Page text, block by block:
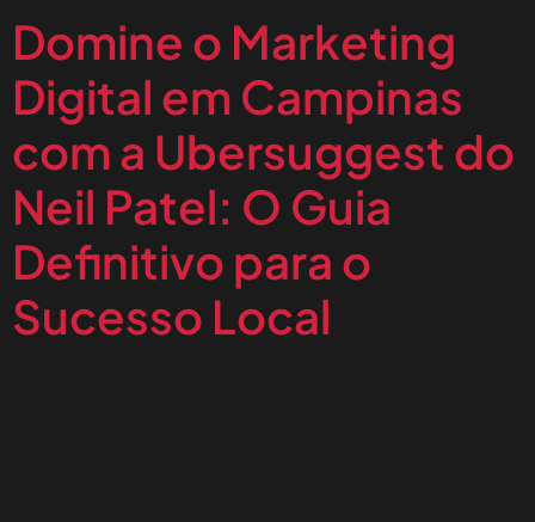
Domine o Marketing
Digital em Campinas
com a Ubersuggest do
Neil Patel: O Guia
Definitivo para o
Sucesso Local